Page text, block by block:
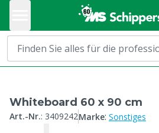
Whiteboard 60 x 90 cm
Art.-Nr.: 3409242Marke: Sonstiges